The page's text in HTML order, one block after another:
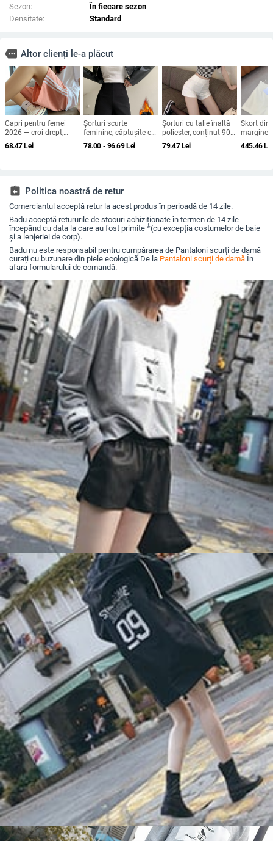
Sezon:
În fiecare sezon
Densitate:
Standard
more Altor clienți le-a plăcut
Capri pentru femei
2026 — croi drept,
slim, casual larg,
pantaloni sport de
68.47Lei
Șorturi scurte
feminine, căptușite cu
fleece, talie înaltă,
țesătură romană
78.00 - 96.69Lei
Șorturi cu talie înaltă –
poliester, conținut 90–
95% poliester, croială
dreaptă, stil proaspăt
79.47Lei
Skort din
margine
70–80%
445.46Lei
assignment_return Politica noastră de retur
Comerciantul acceptă retur la acest produs în perioadă de 14 zile.
Badu acceptă retururile de stocuri achiziționate în termen de 14 zile -
începând cu data la care au fost primite *(cu excepția costumelor de baie
și a lenjeriei de corp).
Badu nu este responsabil pentru cumpărarea de Pantaloni scurți de damă
curați cu buzunare din piele ecologică De la Pantaloni scurți de damă În
afara formularului de comandă.